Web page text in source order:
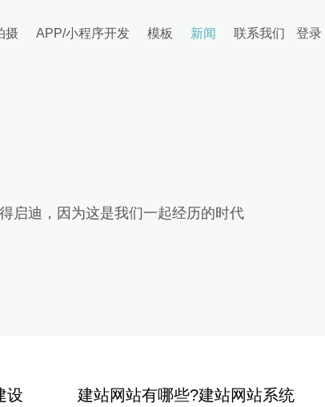
摄 APP/小程序开发 模板 新闻 联系我们 登录
启迪，因为这是我们一起经历的时代
设
建站网站有哪些?建站网站系统